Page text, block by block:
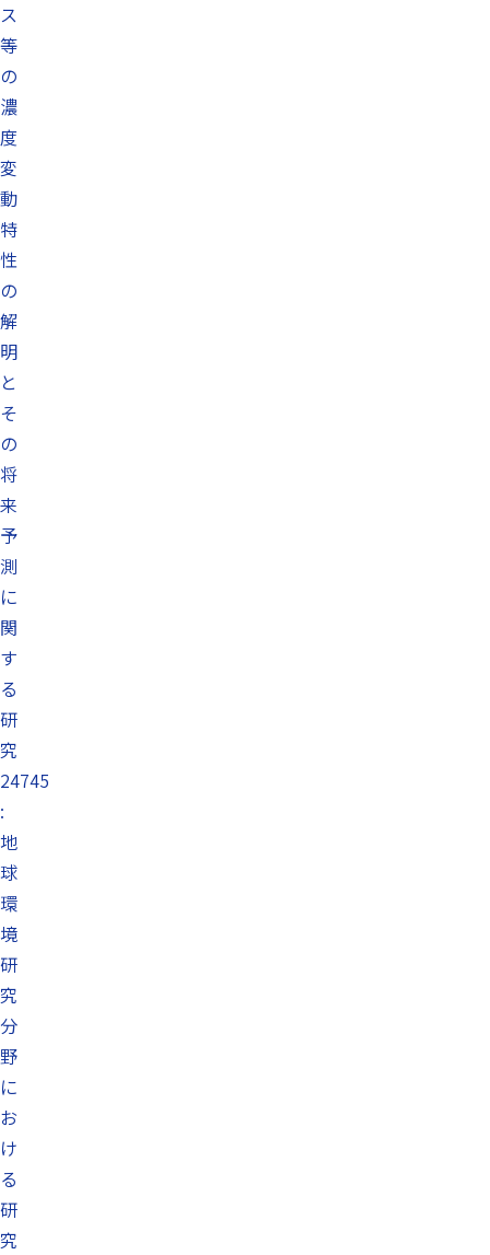
ス
等
の
濃
度
変
動
特
性
の
解
明
と
そ
の
将
来
予
測
に
関
す
る
研
究
24745
:
地
球
環
境
研
究
分
野
に
お
け
る
研
究